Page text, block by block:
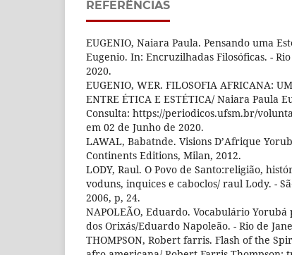
REFERÊNCIAS
EUGENIO, Naiara Paula. Pensando uma
Eugenio. In: Encruzilhadas Filosóficas. -
2020.
EUGENIO, WER. FILOSOFIA AFRICANA:
ENTRE ÉTICA E ESTÉTICA/ Naiara Paula
Consulta: https://periodicos.ufsm.br/
em 02 de Junho de 2020.
LAWAL, Babatnde. Visions D’Afrique
Continents Editions, Milan, 2012.
LODY, Raul. O Povo de Santo:religião,
voduns, inquices e caboclos/ raul Lody. -
2006, p, 24.
NAPOLEÃO, Eduardo. Vocabulário
dos Orixás/Eduardo Napoleão. - Rio de
THOMPSON, Robert farris. Flash of the